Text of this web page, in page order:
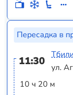
Пересадка в
11:30
10 ч 20 м
ул.